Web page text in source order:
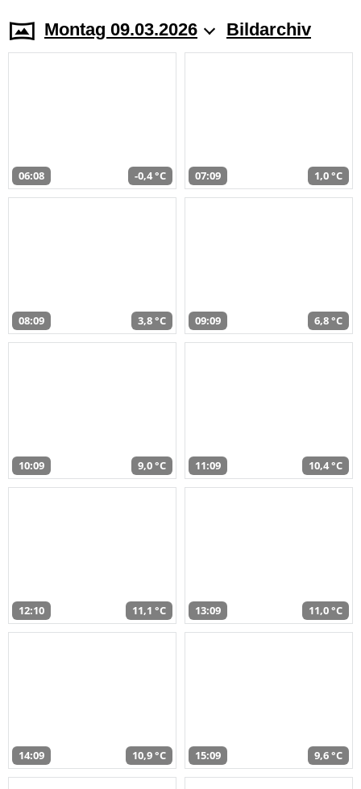
Montag 09.03.2026 Bildarchiv
06:08 -0,4 °C 07:09 1,0 °C
08:09 3,8 °C 09:09 6,8 °C
10:09 9,0 °C 11:09 10,4 °C
12:10 11,1 °C 13:09 11,0 °C
14:09 10,9 °C 15:09 9,6 °C